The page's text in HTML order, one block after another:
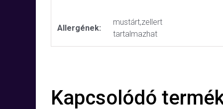
Allergének:
mustárt,zellert
tartalmazhat
Kapcsolódó